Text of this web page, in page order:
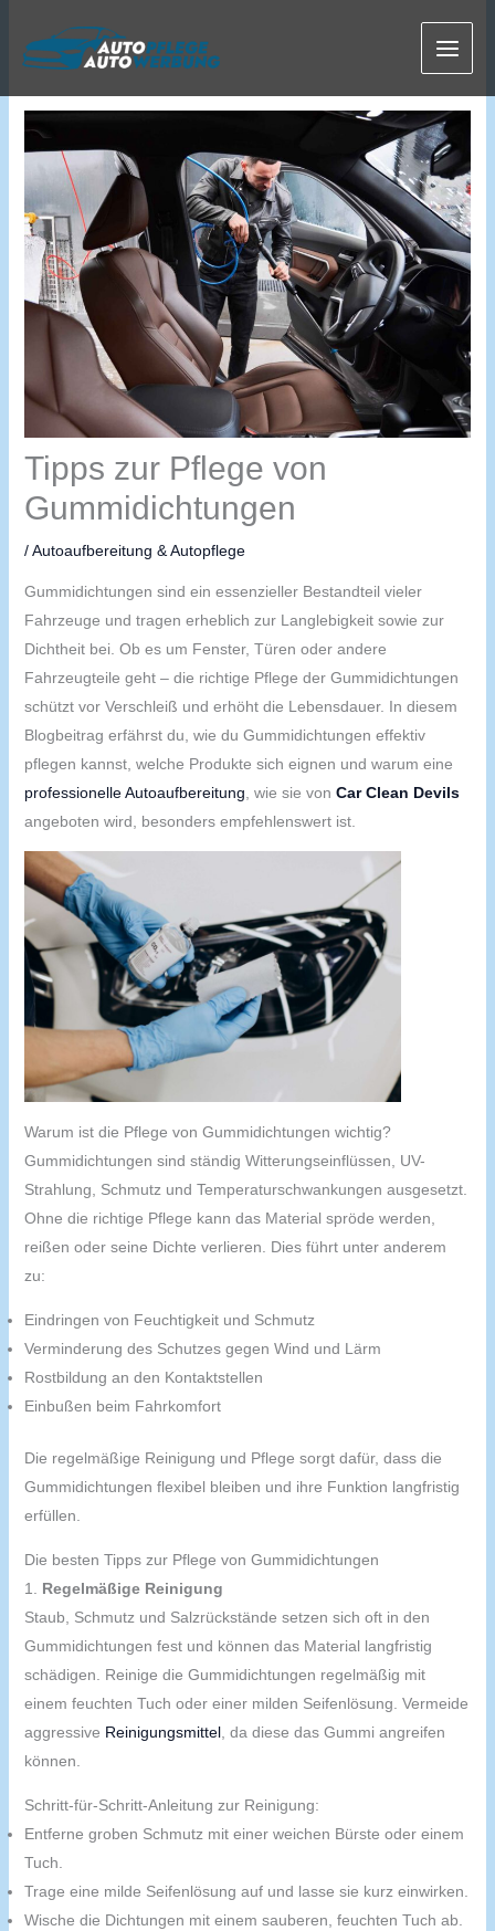
Inhalt
springen
Tipps zur Pflege von
Gummidichtungen
/Autoaufbereitung & Autopflege
Gummidichtungen sind ein essenzieller Bestandteil vieler
Fahrzeuge und tragen erheblich zur Langlebigkeit sowie zur
Dichtheit bei. Ob es um Fenster, Türen oder andere
Fahrzeugteile geht – die richtige Pflege der Gummidichtungen
schützt vor Verschleiß und erhöht die Lebensdauer. In diesem
Blogbeitrag erfährst du, wie du Gummidichtungen effektiv
pflegen kannst, welche Produkte sich eignen und warum eine
professionelle Autoaufbereitung , wie sie von Car Clean Devils
angeboten wird, besonders empfehlenswert ist.
Warum ist die Pflege von Gummidichtungen wichtig?
Gummidichtungen sind ständig Witterungseinflüssen, UV-
Strahlung, Schmutz und Temperaturschwankungen ausgesetzt.
Ohne die richtige Pflege kann das Material spröde werden,
reißen oder seine Dichte verlieren. Dies führt unter anderem
zu:
Eindringen von Feuchtigkeit und Schmutz
Verminderung des Schutzes gegen Wind und Lärm
Rostbildung an den Kontaktstellen
Einbußen beim Fahrkomfort
Die regelmäßige Reinigung und Pflege sorgt dafür, dass die
Gummidichtungen flexibel bleiben und ihre Funktion langfristig
erfüllen.
Die besten Tipps zur Pflege von Gummidichtungen
1. Regelmäßige Reinigung
Staub, Schmutz und Salzrückstände setzen sich oft in den
Gummidichtungen fest und können das Material langfristig
schädigen. Reinige die Gummidichtungen regelmäßig mit
einem feuchten Tuch oder einer milden Seifenlösung. Vermeide
aggressive Reinigungsmittel, da diese das Gummi angreifen
können.
Schritt-für-Schritt-Anleitung zur Reinigung:
Entferne groben Schmutz mit einer weichen Bürste oder einem
Tuch.
Trage eine milde Seifenlösung auf und lasse sie kurz einwirken.
Wische die Dichtungen mit einem sauberen, feuchten Tuch ab.